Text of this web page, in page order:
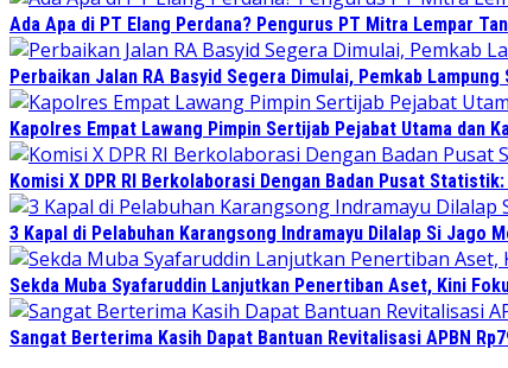
Ada Apa di PT Elang Perdana? Pengurus PT Mitra Lempar
Perbaikan Jalan RA Basyid Segera Dimulai, Pemkab
Kapolres Empat Lawang Pimpin Sertijab Pejabat Utama dan
Komisi X DPR RI Berkolaborasi Dengan Badan Pusat
3 Kapal di Pelabuhan Karangsong Indramayu Dilalap Si Jago
Sekda Muba Syafaruddin Lanjutkan Penertiban Aset, Kini
Sangat Berterima Kasih Dapat Bantuan Revitalisasi APBN